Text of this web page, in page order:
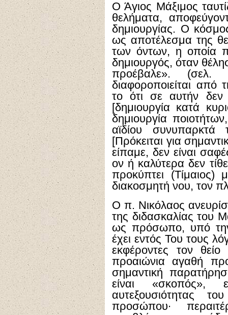
Ο Άγιος Μάξιμος
θελήματα,
δημιουργίας. Ο
ως αποτέλεσμα της
των όντων, η οποία
δημιουργός, όταν
προέβαλε».
διαφοροποιείται
το ότι σε αυτήν δεν
[δημιουργία κατά
δημιουργία
αϊδίου
[Πρόκειται για
είπαμε, δεν είναι
ον ή καλύτερα δεν
προκύπτει (Τίμαιος)
διακοσμητή νου, τον
Ο π. Νικόλαος
της διδασκαλίας του
ως πρόσωπο, υπό την
έχει εντός Του τους
εκφέροντες τον
προαιώνια αγαθή
σημαντική
είναι «σκοπός»,
προσώπου∙